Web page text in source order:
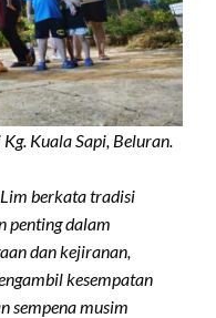
Kuala Sapi, Beluran.
berkata tradisi
penting dalam
dan kejiranan,
kesempatan
sempena musim